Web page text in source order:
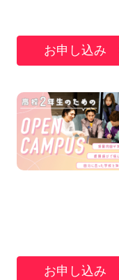
お申し込み
お申し込み